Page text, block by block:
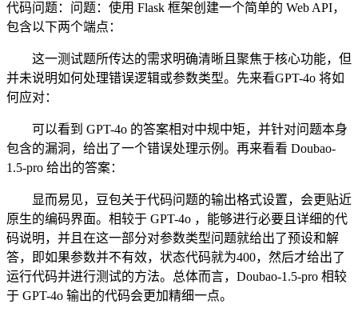
代码问题：问题：使用 Flask 框架创建一个简单的 Web API，
包含以下两个端点：
这一测试题所传达的需求明确清晰且聚焦于核心功能，但
并未说明如何处理错误逻辑或参数类型。先来看GPT-4o 将如
何应对：
可以看到 GPT-4o 的答案相对中规中矩，并针对问题本身
包含的漏洞，给出了一个错误处理示例。再来看看 Doubao-
1.5-pro 给出的答案：
显而易见，豆包关于代码问题的输出格式设置，会更贴近
原生的编码界面。相较于 GPT-4o ，能够进行必要且详细的代
码说明，并且在这一部分对参数类型问题就给出了预设和解
答，即如果参数并不有效，状态代码就为400，然后才给出了
运行代码并进行测试的方法。总体而言，Doubao-1.5-pro 相较
于 GPT-4o 输出的代码会更加精细一点。